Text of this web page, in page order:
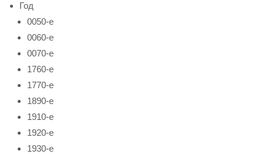
Год
0050-е
0060-е
0070-е
1760-е
1770-е
1890-е
1910-е
1920-е
1930-е